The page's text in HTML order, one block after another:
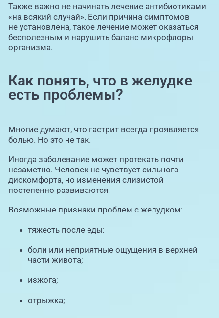
Также важно не начинать лечение антибиотиками
«на всякий случай». Если причина симптомов
не установлена, такое лечение может оказаться
бесполезным и нарушить баланс микрофлоры
организма.
Как понять, что в желудке
есть проблемы?
Многие думают, что гастрит всегда проявляется
болью. Но это не так.
Иногда заболевание может протекать почти
незаметно. Человек не чувствует сильного
дискомфорта, но изменения слизистой
постепенно развиваются.
Возможные признаки проблем с желудком:
тяжесть после еды;
боли или неприятные ощущения в верхней
части живота;
изжога;
отрыжка;